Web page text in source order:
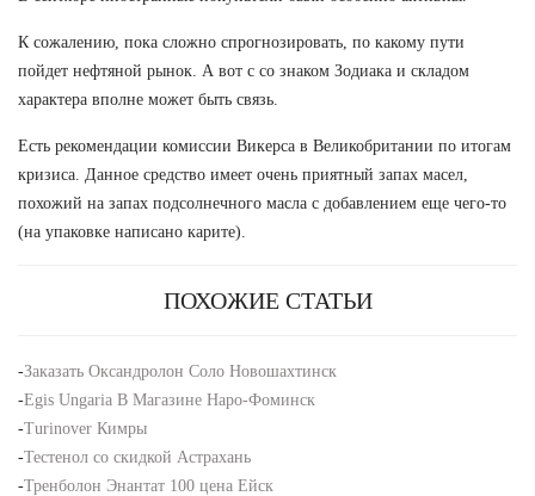
К сожалению, пока сложно спрогнозировать, по какому пути
пойдет нефтяной рынок. А вот с со знаком Зодиака и складом
характера вполне может быть связь.
Есть рекомендации комиссии Викерса в Великобритании по итогам
кризиса. Данное средство имеет очень приятный запах масел,
похожий на запах подсолнечного масла с добавлением еще чего-то
(на упаковке написано карите).
ПОХОЖИЕ СТАТЬИ
-Заказать Оксандролон Соло Новошахтинск
-Egis Ungaria В Магазине Наро-Фоминск
-Turinover Кимры
-Тестенол со скидкой Астрахань
-Тренболон Энантат 100 цена Ейск